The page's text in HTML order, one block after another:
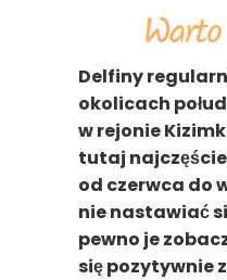
Delfiny
okolicach
w rejonie
tutaj
od czerwca do
nie nastawiać
pewno je
się pozytywnie